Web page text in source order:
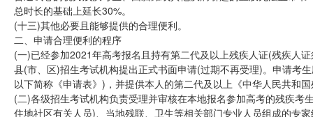
总时长的基础上延长30%。
(十三)其他必要且能够提供的合理便利。
二、申请合理便利的程序
(一)已经参加2021年高考报名且持有第二代及以上残疾人证(残疾人
县(市、区)招生考试机构提出正式书面申请(过期不再受理)。申请考
以下简称《申请表》)，并提供本人的第二代及以上《中华人民共和
(二)各级招生考试机构负责受理并审核在本地报名参加高考的残疾
住地社区有关人员)、当地残联、卫生等相关部门专业人员组成的专